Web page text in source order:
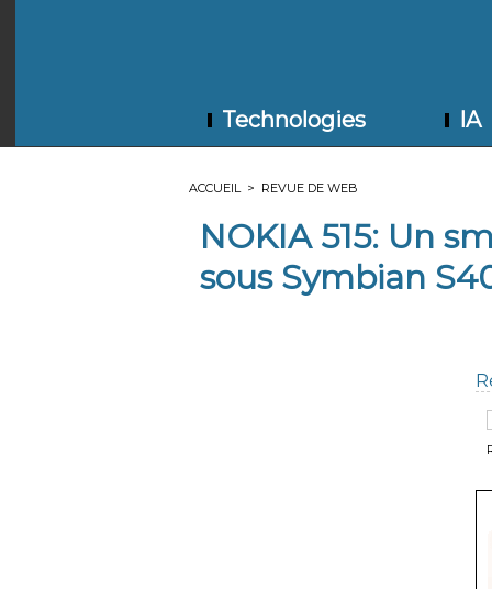
Technologies IA
ACCUEIL > REVUE DE WEB
NOKIA 515: Un
sous Symbian